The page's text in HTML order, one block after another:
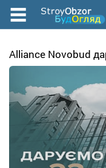
Перейти
до
вмісту
Alliance Novobud